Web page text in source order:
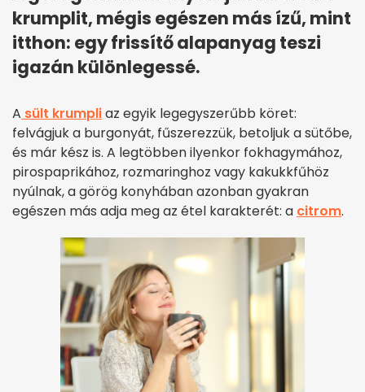
krumplit, mégis egészen más ízű, mint
itthon: egy frissítő alapanyag teszi
igazán különlegessé.
A sült krumpliaz egyik legegyszerűbb köret:
felvágjuk a burgonyát, fűszerezzük, betoljuk a sütőbe,
és már kész is. A legtöbben ilyenkor fokhagymához,
pirospaprikához, rozmaringhoz vagy kakukkfűhöz
nyúlnak, a görög konyhában azonban gyakran
egészen más adja meg az étel karakterét: a citrom.